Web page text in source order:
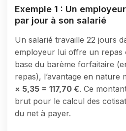
Exemple 1 : Un
par jour à son salarié
Un salarié travaille 22 jours
employeur lui offre un repas
base du barème forfaitaire
repas), l’avantage en nature
× 5,35 = 117,70 €. Ce
brut pour le calcul des
du net à payer.